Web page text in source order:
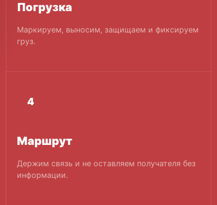
Погрузка
Маркируем, выносим, защищаем и фиксируем
груз.
4
Маршрут
Держим связь и не оставляем получателя без
информации.